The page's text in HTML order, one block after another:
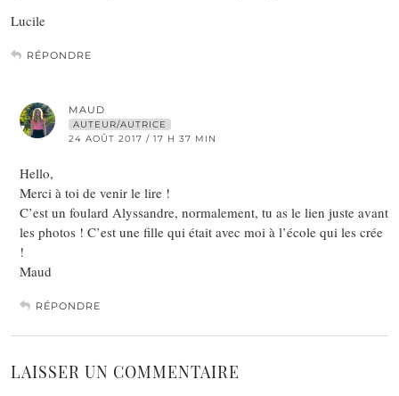
Lucile
RÉPONDRE
MAUD
AUTEUR/AUTRICE
24 AOÛT 2017 / 17 H 37 MIN
Hello,
Merci à toi de venir le lire !
C’est un foulard Alyssandre, normalement, tu as le lien juste avant
les photos ! C’est une fille qui était avec moi à l’école qui les crée
!
Maud
RÉPONDRE
LAISSER UN COMMENTAIRE